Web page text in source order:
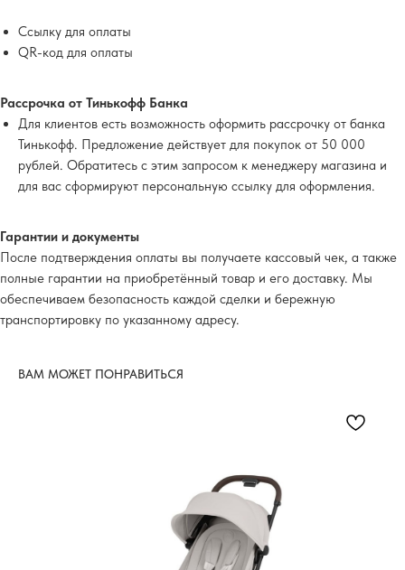
Ссылку для оплаты
QR-код для оплаты
Рассрочка от Тинькофф Банка
Для клиентов есть возможность оформить рассрочку от банка
Тинькофф. Предложение действует для покупок от 50 000
рублей. Обратитесь с этим запросом к менеджеру магазина и
для вас сформируют персональную ссылку для оформления.
Гарантии и документы
После подтверждения оплаты вы получаете кассовый чек, а также
полные гарантии на приобретённый товар и его доставку. Мы
обеспечиваем безопасность каждой сделки и бережную
транспортировку по указанному адресу.
ВАМ МОЖЕТ ПОНРАВИТЬСЯ